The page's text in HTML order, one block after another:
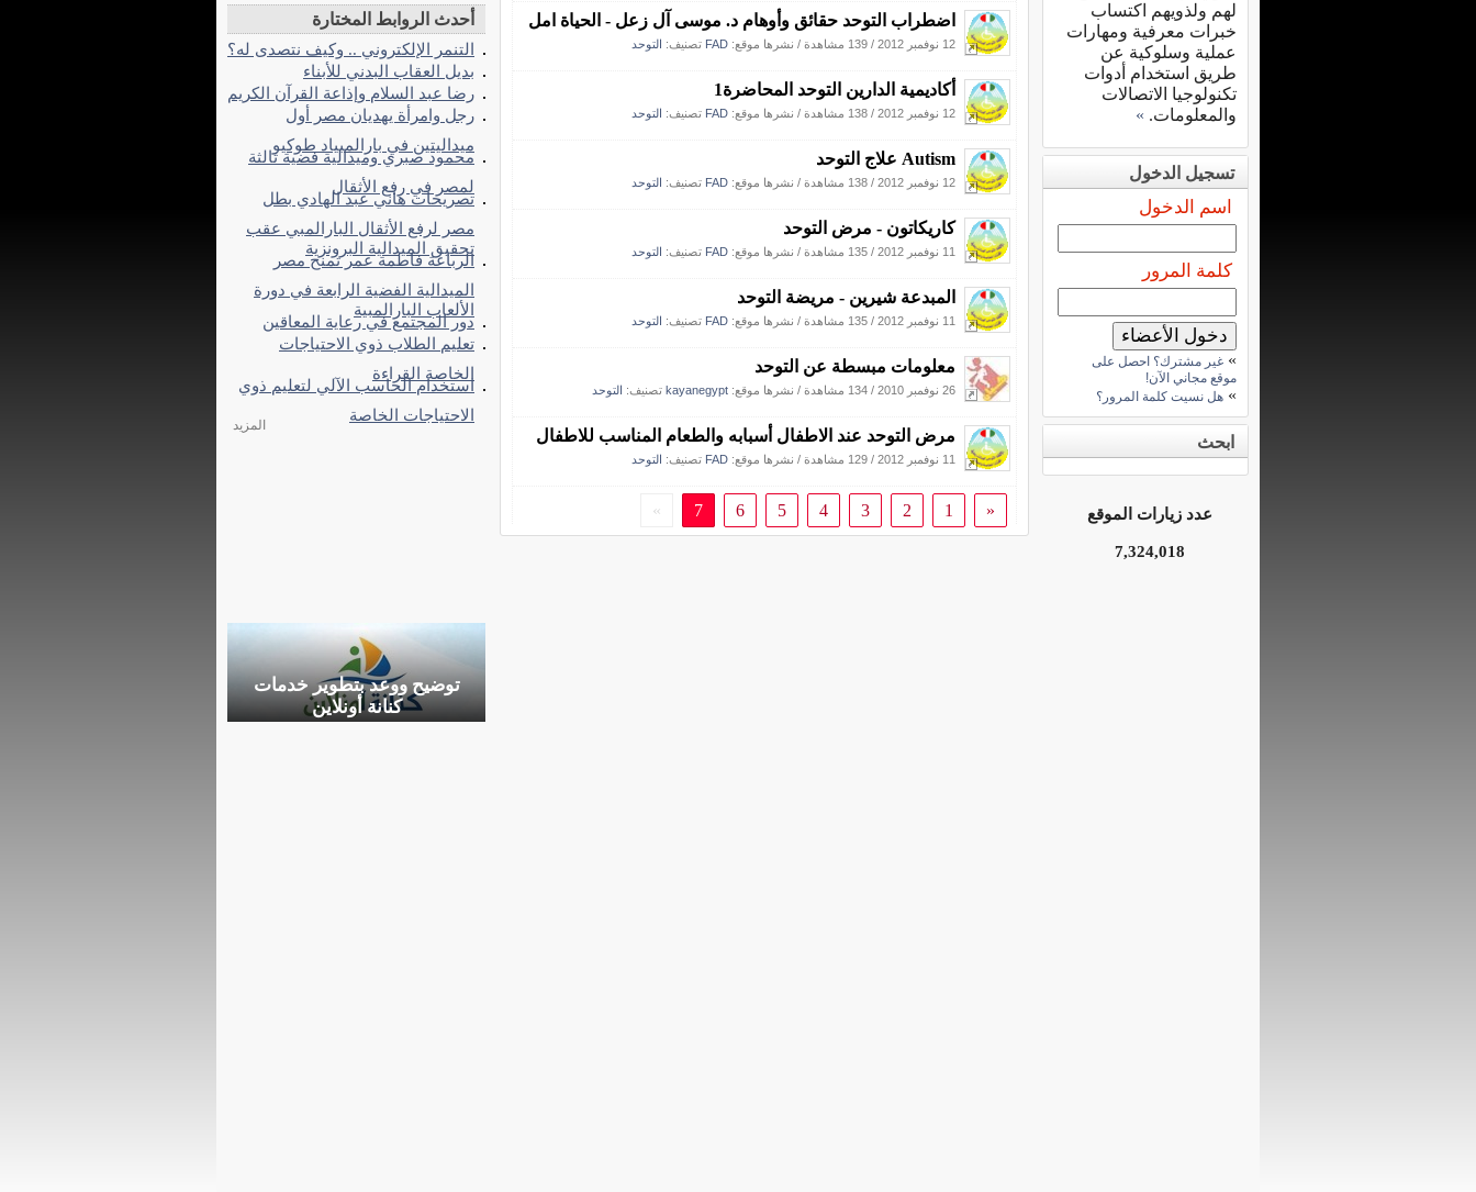
اضطراب التوحد حقائق وأوهام د. موسى آل زعل - الحياة امل
12 نوفمبر 2012 / 139 مشاهدة / نشرها موقع: FAD تصنيف: التوحد
أكاديمية الدارين التوحد المحاضرة1
12 نوفمبر 2012 / 138 مشاهدة / نشرها موقع: FAD تصنيف: التوحد
Autism علاج التوحد
12 نوفمبر 2012 / 138 مشاهدة / نشرها موقع: FAD تصنيف: التوحد
كاريكاتون - مرض التوحد
11 نوفمبر 2012 / 135 مشاهدة / نشرها موقع: FAD تصنيف: التوحد
المبدعة شيرين - مريضة التوحد
11 نوفمبر 2012 / 135 مشاهدة / نشرها موقع: FAD تصنيف: التوحد
معلومات مبسطة عن التوحد
26 نوفمبر 2010 / 134 مشاهدة / نشرها موقع: kayanegypt تصنيف: التوحد
مرض التوحد عند الاطفال أسبابه والطعام المناسب للاطفال
11 نوفمبر 2012 / 129 مشاهدة / نشرها موقع: FAD تصنيف: التوحد
«
1
2
3
4
5
6
7
»
لهم ولذويهم اكتساب
خبرات معرفية ومهارات
عملية وسلوكية عن
طريق استخدام أدوات
تكنولوجيا الاتصالات
والمعلومات. »
تسجيل الدخول
اسم الدخول
كلمة المرور
» غير مشترك؟ احصل على
موقع مجاني الآن!
» هل نسيت كلمة المرور؟
ابحث
عدد زيارات الموقع
7,324,018
أحدث الروابط المختارة
التنمر الإلكتروني .. وكيف نتصدى له؟
بديل العقاب البدني للأبناء
رضا عبد السلام وإذاعة القرآن الكريم
رجل وامرأة يهديان مصر أول
ميداليتين في بارالمبياد طوكيو
محمود صبري وميدالية فضية ثالثة
لمصر في رفع الأثقال
تصريحات هاني عبد الهادي بطل
مصر لرفع الأثقال البارالمبي عقب
تحقيق الميدالية البرونزية
الرباعة فاطمة عمر تمنح مصر
الميدالية الفضية الرابعة في دورة
الألعاب البارالمبية
دور المجتمع في رعاية المعاقين
تعليم الطلاب ذوي الاحتياجات
الخاصة القراءة
استخدام الحاسب الآلي لتعليم ذوي
الاحتياجات الخاصة
المزيد
توضيح ووعد بتطوير خدمات
كنانة أونلاين